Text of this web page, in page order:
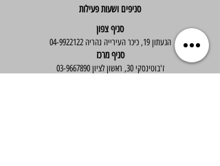
סניפים ושעות פעילות
סניף צפון
הגעתון 19, כיכר העירייה נהריה 04-9922122
סניף מרכז
ז'בוטינסקי 30, ראשון לציון 03-9667890